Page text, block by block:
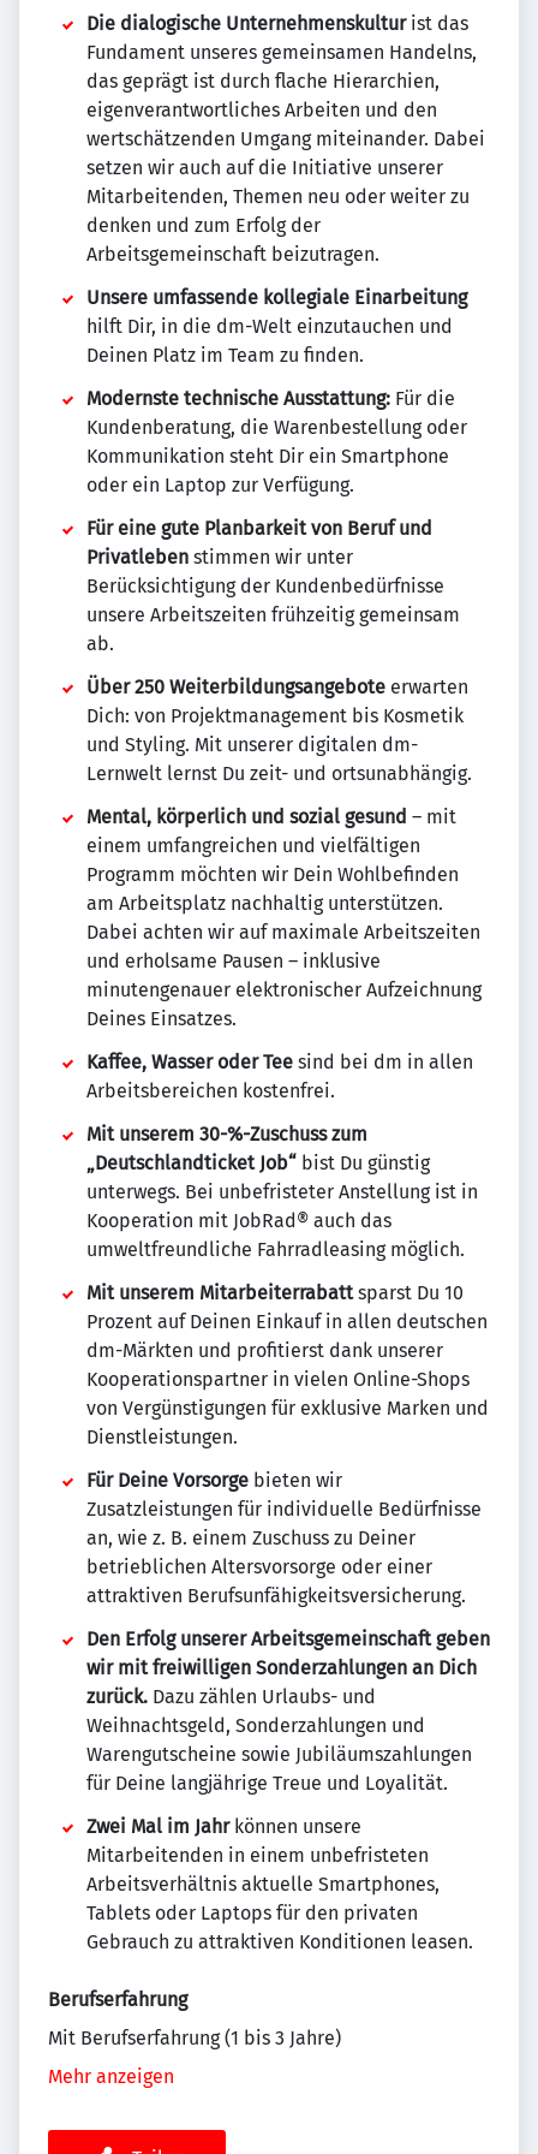
Die dialogische Unternehmenskulturist das
Fundament unseres gemeinsamen Handelns,
das geprägt ist durch flache Hierarchien,
eigenverantwortliches Arbeiten und den
wertschätzenden Umgang miteinander. Dabei
setzen wir auch auf die Initiative unserer
Mitarbeitenden, Themen neu oder weiter zu
denken und zum Erfolg der
Arbeitsgemeinschaft beizutragen.
Unsere umfassende kollegiale Einarbeitung
hilft Dir, in die dm-Welt einzutauchen und
Deinen Platz im Team zu finden.
Modernste technische Ausstattung: Für die
Kundenberatung, die Warenbestellung oder
Kommunikation steht Dir ein Smartphone
oder ein Laptop zur Verfügung.
Für eine gute Planbarkeit von Beruf und
Privatleben stimmen wir unter
Berücksichtigung der Kundenbedürfnisse
unsere Arbeitszeiten frühzeitig gemeinsam
ab.
Über 250 Weiterbildungsangebote erwarten
Dich: von Projektmanagement bis Kosmetik
und Styling. Mit unserer digitalen dm-
Lernwelt lernst Du zeit- und ortsunabhängig.
Mental, körperlich und sozial gesund – mit
einem umfangreichen und vielfältigen
Programm möchten wir Dein Wohlbefinden
am Arbeitsplatz nachhaltig unterstützen.
Dabei achten wir auf maximale Arbeitszeiten
und erholsame Pausen – inklusive
minutengenauer elektronischer Aufzeichnung
Deines Einsatzes.
Kaffee, Wasser oder Tee sind bei dm in allen
Arbeitsbereichen kostenfrei.
Mit unserem 30-%-Zuschuss zum
„Deutschlandticket Job“ bist Du günstig
unterwegs. Bei unbefristeter Anstellung ist in
Kooperation mit JobRad® auch das
umweltfreundliche Fahrradleasing möglich.
Mit unserem Mitarbeiterrabattsparst Du 10
Prozent auf Deinen Einkauf in allen deutschen
dm-Märkten und profitierst dank unserer
Kooperationspartner in vielen Online-Shops
von Vergünstigungen für exklusive Marken und
Dienstleistungen.
Für Deine Vorsorge bieten wir
Zusatzleistungen für individuelle Bedürfnisse
an, wie z. B. einem Zuschuss zu Deiner
betrieblichen Altersvorsorge oder einer
attraktiven Berufsunfähigkeitsversicherung.
Den Erfolg unserer Arbeitsgemeinschaft geben
wir mit freiwilligen Sonderzahlungen an Dich
zurück. Dazu zählen Urlaubs- und
Weihnachtsgeld, Sonderzahlungen und
Warengutscheine sowie Jubiläumszahlungen
für Deine langjährige Treue und Loyalität.
Zwei Mal im Jahr können unsere
Mitarbeitenden in einem unbefristeten
Arbeitsverhältnis aktuelle Smartphones,
Tablets oder Laptops für den privaten
Gebrauch zu attraktiven Konditionen leasen.
Berufserfahrung
Mit Berufserfahrung (1 bis 3 Jahre)
Mehr anzeigen